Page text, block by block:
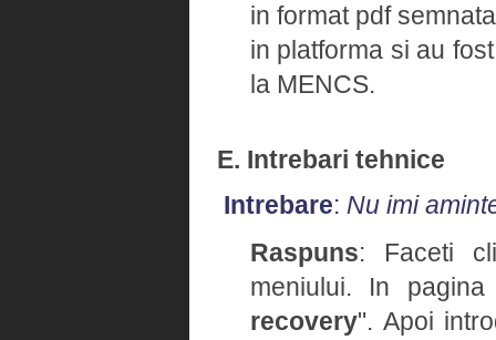
in format pdf
in platforma si au
la MENCS.
E. Intrebari tehnice
Intrebare: Nu imi
Raspuns: Faceti
meniului. In
recovery". Apoi